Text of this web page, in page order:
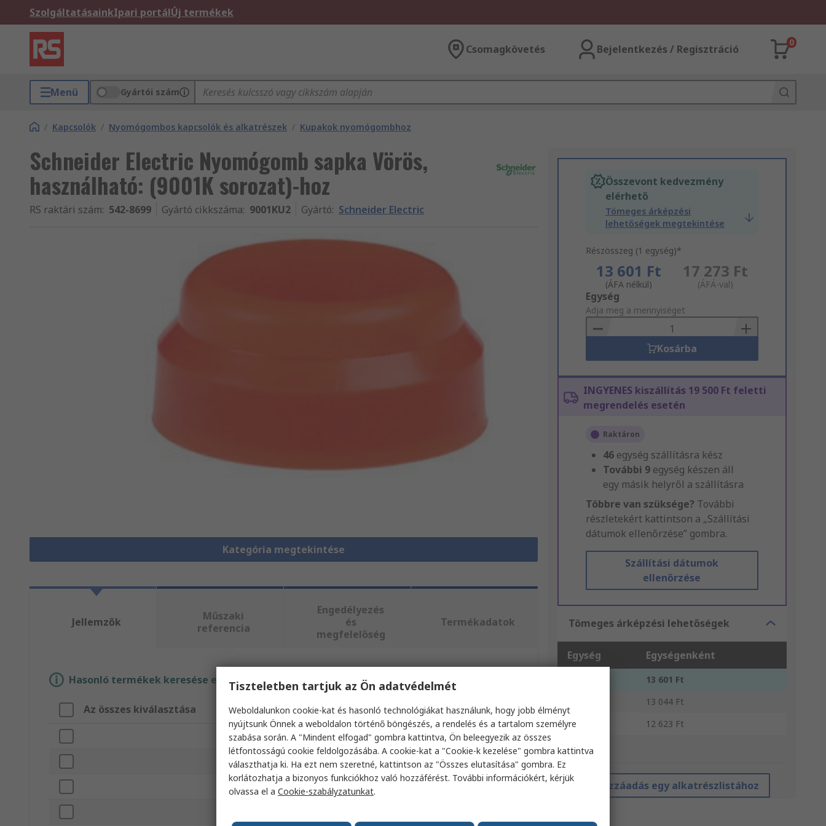
SzolgáltatásainkIpari portálÚj termékek
Csomagkövetés Bejelentkezés / Regisztráció
0
Menü Gyártói szám
/ Kapcsolók / Nyomógombos kapcsolók és alkatrészek / Kupakok nyomógombhoz
Schneider Electric Nyomógomb sapka Vörös,
használható: (9001K sorozat)-hoz
RS raktári szám: 542-8699 Gyártó cikkszáma: 9001KU2 Gyártó: Schneider Electric
Kategória megtekintése
Összevont kedvezmény
elérhető
Tömeges árképzési
lehetőségek megtekintése
Részösszeg (1 egység)*
13 601 Ft
(ÁFA nélkül)
17 273 Ft
(ÁFÁ-val)
Add
to
Basket
Egység
Adja meg a mennyiséget
Kosárba
INGYENES kiszállítás 19 500 Ft feletti
megrendelés esetén
Raktáron
46 egység szállításra kész
További 9 egység készen áll
egy másik helyről a szállításra
Többre van szüksége? További
részletekért kattintson a „Szállítási
dátumok ellenőrzése” gombra.
Szállítási dátumok
ellenőrzése
Tömeges árképzési lehetőségek
Egység Egységenként
13 601 Ft
13 044 Ft
12 +
12 623 Ft
*irányár
Hozzáadás egy alkatrészlistához
Jellemzők
Műszaki
referencia
Engedélyezés
és
megfelelőség
Termékadatok
Hasonló termékek keresése egy vagy több attribútum kiválasztásával.
Az összes kiválasztása Attribútum Érték
Márka Schneider Electric
Terméktípus Nyomógomb sapka
A következővel használható
Tiszteletben tartjuk az Ön adatvédelmét
Weboldalunkon cookie-kat és hasonló technológiákat használunk, hogy jobb élményt
nyújtsunk Önnek a weboldalon történő böngészés, a rendelés és a tartalom személyre
szabása során. A "Mindent elfogad" gombra kattintva, Ön beleegyezik az összes
létfontosságú cookie feldolgozásába. A cookie-kat a "Cookie-k kezelése" gombra kattintva
választhatja ki. Ha ezt nem szeretné, kattintson az "Összes elutasítása" gombra. Ez
korlátozhatja a bizonyos funkciókhoz való hozzáférést. További információkért, kérjük
olvassa el a Cookie-szabályzatunkat.